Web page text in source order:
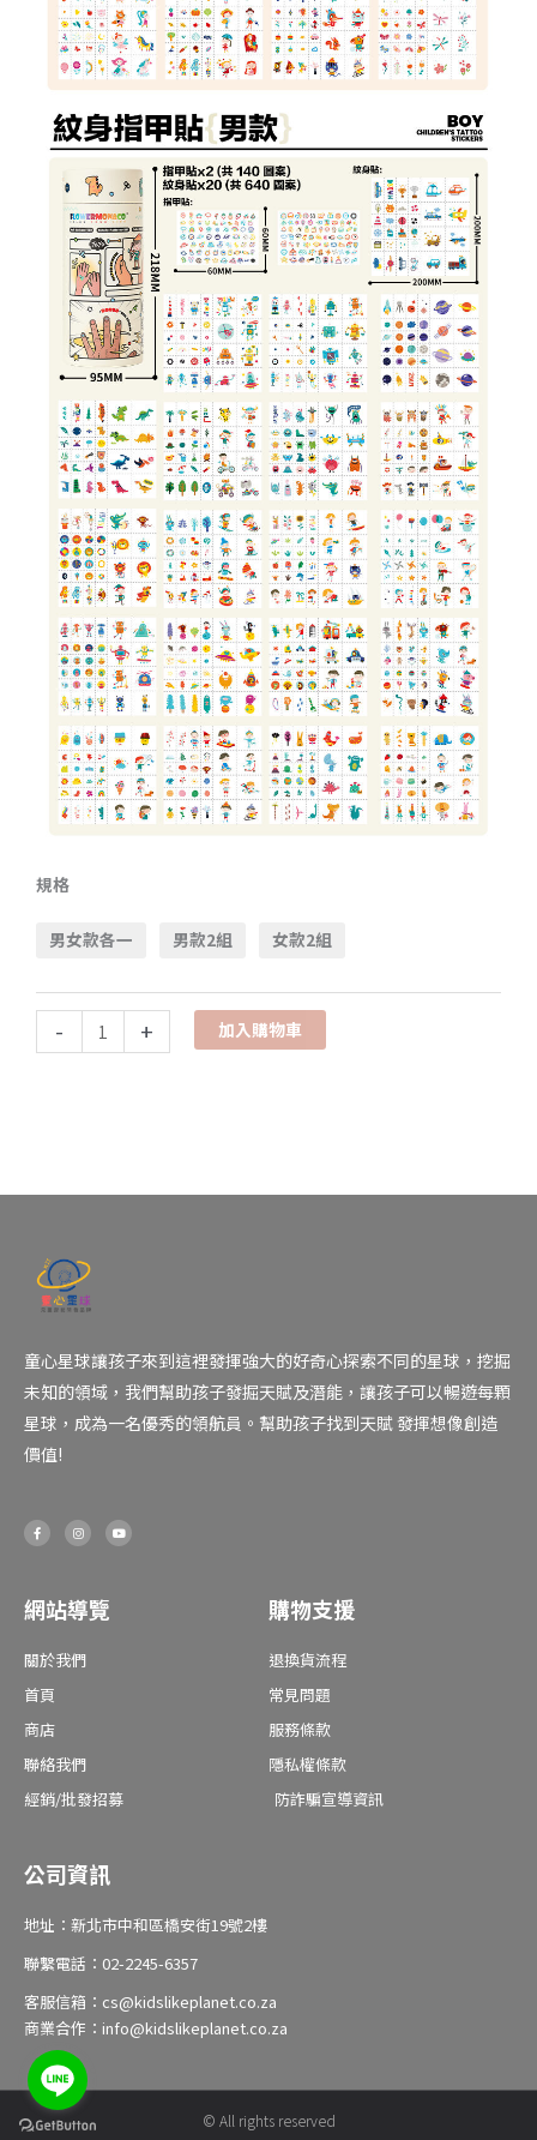
規格
男女款各一 男款2組 女款2組
- + 加入購物車
童心星球讓孩子來到這裡發揮強大的好奇心探索不同的星球，挖掘
未知的領域，我們幫助孩子發掘天賦及潛能，讓孩子可以暢遊每顆
星球，成為一名優秀的領航員。幫助孩子找到天賦 發揮想像創造
價值!
F
a
c
k
-
I
n
s
a
m
Y
o
u
網站導覽
關於我們
首頁
商店
聯絡我們
經銷/批發招募
購物支援
退換貨流程
常見問題
服務條款
隱私權條款
防詐騙宣導資訊
公司資訊
地址：新北市中和區橋安街19號2樓
聯繫電話：02-2245-6357
客服信箱：cs@kidslikeplanet.co.za
商業合作：info@kidslikeplanet.co.za
© All rights reserved